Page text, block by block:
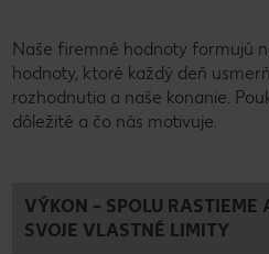
Naše firemné hodnoty formujú
hodnoty, ktoré každý deň
rozhodnutia a naše konanie.
dôležité a čo nás motivuje.
VÝKON – SPOLU RASTIEME
SVOJE VLASTNÉ LIMITY